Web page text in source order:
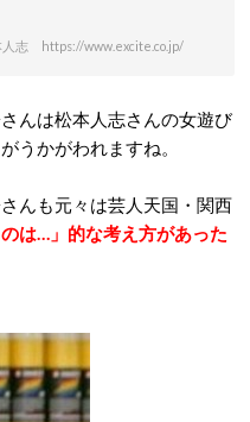
人志 https://www.excite.co.jp/
んは松本人志さんの女遊び
うかがわれますね。
んも元々は芸人天国・関西
のは…」的な考え方があった